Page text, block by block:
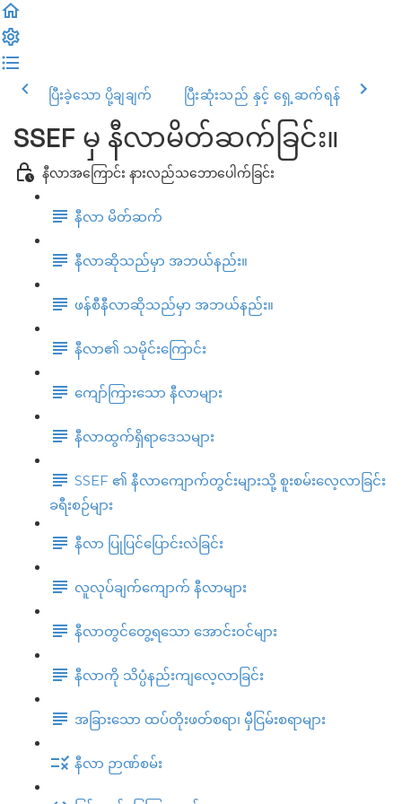
ပြီးခဲ့သော ပို့ချချက် ပြီးဆုံးသည် နှင့် ရှေ့ဆက်ရန်
SSEF မှ နီလာမိတ်ဆက်ခြင်း။
နီလာအကြောင်း နားလည်သဘောပေါက်ခြင်း
နီလာ မိတ်ဆက်
နီလာဆိုသည်မှာ အဘယ်နည်း။
ဖန်စီနီလာဆိုသည်မှာ အဘယ်နည်း။
နီလာ၏ သမိုင်းကြောင်း
ကျော်ကြားသော နီလာများ
နီလာထွက်ရှိရာဒေသများ
SSEF ၏ နီလာကျောက်တွင်းများသို့ စူးစမ်းလေ့လာခြင်း
ခရီးစဉ်များ
နီလာ ပြုပြင်ပြောင်းလဲခြင်း
လူလုပ်ချက်ကျောက် နီလာများ
နီလာတွင်တွေ့ရသော အောင်းဝင်များ
နီလာကို သိပ္ပံနည်းကျလေ့လာခြင်း
အခြားသော ထပ်တိုးဖတ်စရာ၊ မှီငြမ်းစရာများ
နီလာ ဉာဏ်စမ်း